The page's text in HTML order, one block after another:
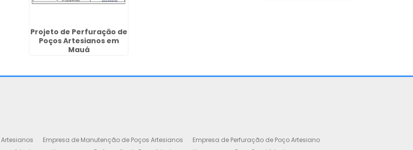
Projeto de Perfuração de
Poços Artesianos em
Mauá
Empresa de Manutenção de Poços Artesianos
Empresa de Perfuração de Poço Artesiano